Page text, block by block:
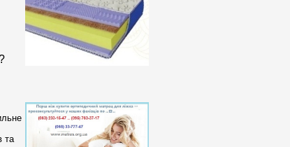
та